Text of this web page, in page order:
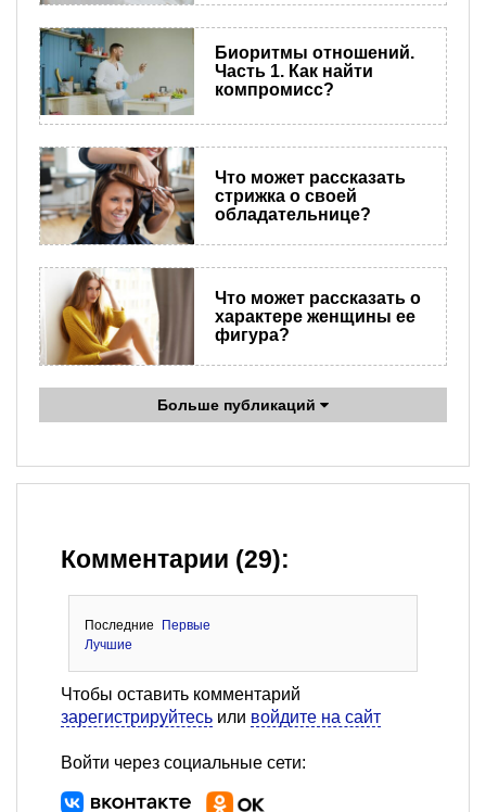
Биоритмы отношений.
Часть 1. Как найти
компромисс?
Что может рассказать
стрижка о своей
обладательнице?
Что может рассказать о
характере женщины ее
фигура?
Больше публикаций
Комментарии (29):
Последние
Первые
Лучшие
Чтобы оставить комментарий
зарегистрируйтесь или войдите на сайт
Войти через социальные сети: